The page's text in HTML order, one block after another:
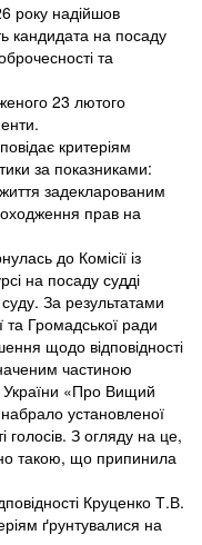
року надійшов
кандидата на посаду
та
23 лютого
критеріям
за показниками:
життя задекларованим
прав на
до Комісії із
на посаду судді
За результатами
та Громадської ради
щодо відповідності
частиною
України «Про Вищий
установленої
голосів. З огляду на це,
такою, що припинила
Круценко Т.В.
ґрунтувалися на